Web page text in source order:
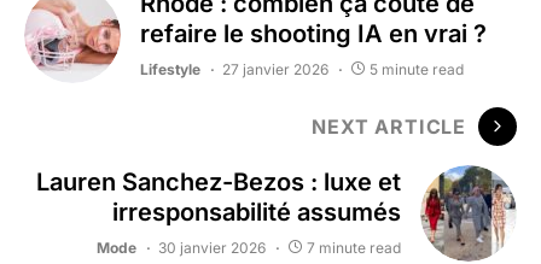
refaire le shooting IA en vrai ?
Lifestyle 27 janvier 2026 5 minute read
NEXT ARTICLE
Lauren Sanchez-Bezos : luxe et
irresponsabilité assumés
Mode 30 janvier 2026 7 minute read